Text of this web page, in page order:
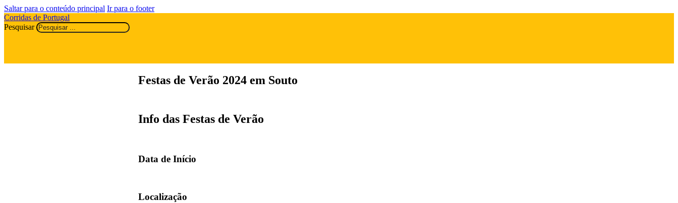
Saltar para o conteúdo principal Ir para o footer
Corridas de Portugal
Pesquisar
Festas de Verão 2024 em Souto
Info das Festas de Verão
Data de Início
Localização